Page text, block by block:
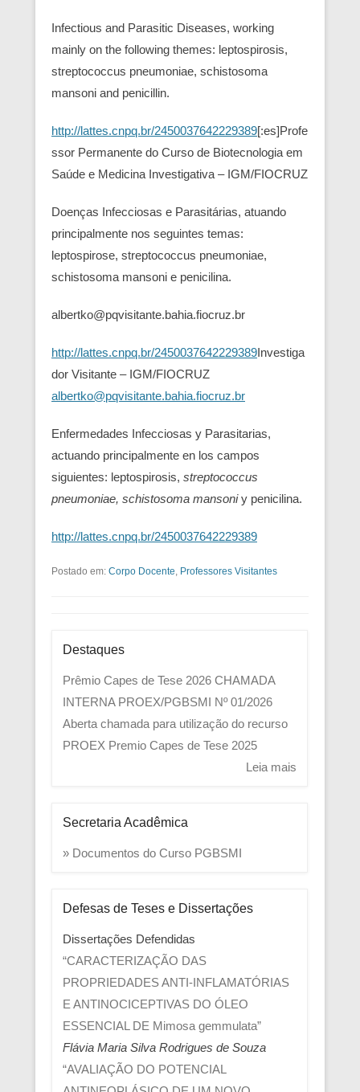
Infectious and Parasitic Diseases, working
mainly on the following themes: leptospirosis,
streptococcus pneumoniae, schistosoma
mansoni and penicillin.
http://lattes.cnpq.br/2450037642229389[:es]Profe
ssor Permanente do Curso de Biotecnologia em
Saúde e Medicina Investigativa – IGM/FIOCRUZ
Doenças Infecciosas e Parasitárias, atuando
principalmente nos seguintes temas:
leptospirose, streptococcus pneumoniae,
schistosoma mansoni e penicilina.
albertko@pqvisitante.bahia.fiocruz.br
http://lattes.cnpq.br/2450037642229389Investiga
dor Visitante – IGM/FIOCRUZ
albertko@pqvisitante.bahia.fiocruz.br
Enfermedades Infecciosas y Parasitarias,
actuando principalmente en los campos
siguientes: leptospirosis, streptococcus
pneumoniae, schistosoma mansoniy penicilina.
http://lattes.cnpq.br/2450037642229389
Postado em: Corpo Docente, Professores Visitantes
Destaques
Prêmio Capes de Tese 2026 CHAMADA
INTERNA PROEX/PGBSMI Nº 01/2026
Aberta chamada para utilização do recurso
PROEX Premio Capes de Tese 2025
Leia mais
Secretaria Acadêmica
» Documentos do Curso PGBSMI
Defesas de Teses e Dissertações
Dissertações Defendidas
“CARACTERIZAÇÃO DAS
PROPRIEDADES ANTI-INFLAMATÓRIAS
E ANTINOCICEPTIVAS DO ÓLEO
ESSENCIAL DE Mimosa gemmulata”
Flávia Maria Silva Rodrigues de Souza
“AVALIAÇÃO DO POTENCIAL